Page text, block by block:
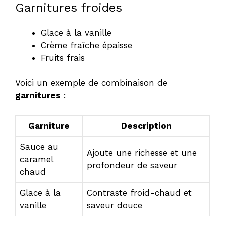
Garnitures froides
Glace à la vanille
Crème fraîche épaisse
Fruits frais
Voici un exemple de combinaison de
garnitures :
Garniture Description
Sauce au
caramel
chaud
Ajoute une richesse et une
profondeur de saveur
Glace à la
vanille
Contraste froid-chaud et
saveur douce